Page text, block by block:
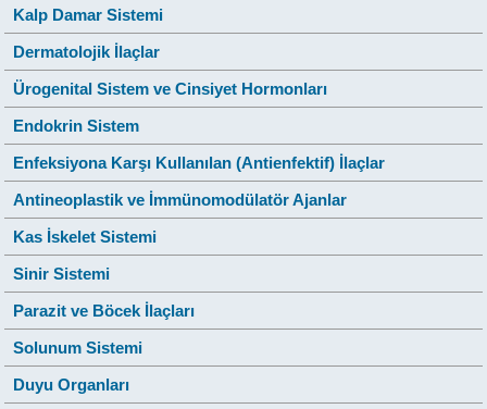
Kalp Damar Sistemi
Dermatolojik İlaçlar
Ürogenital Sistem ve Cinsiyet Hormonları
Endokrin Sistem
Enfeksiyona Karşı Kullanılan (Antienfektif) İlaçlar
Antineoplastik ve İmmünomodülatör Ajanlar
Kas İskelet Sistemi
Sinir Sistemi
Parazit ve Böcek İlaçları
Solunum Sistemi
Duyu Organları